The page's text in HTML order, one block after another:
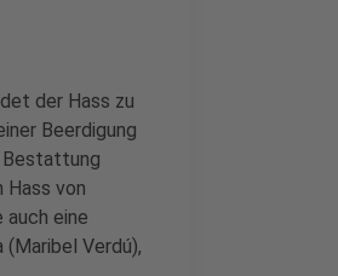
der Hass zu
Beerdigung
Bestattung
Hass von
auch eine
Verdú),